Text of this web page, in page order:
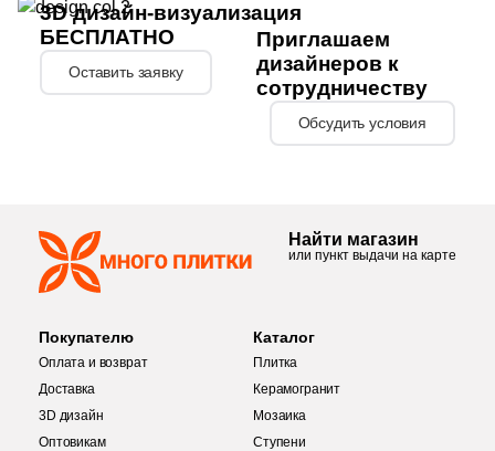
3D дизайн-визуализация
БЕСПЛАТНО
Оставить заявку
Приглашаем
дизайнеров к
сотрудничеству
Обсудить условия
Найти магазин
или пункт выдачи на карте
Покупателю
Оплата и возврат
Доставка
3D дизайн
Оптовикам
Каталог
Плитка
Керамогранит
Мозаика
Ступени